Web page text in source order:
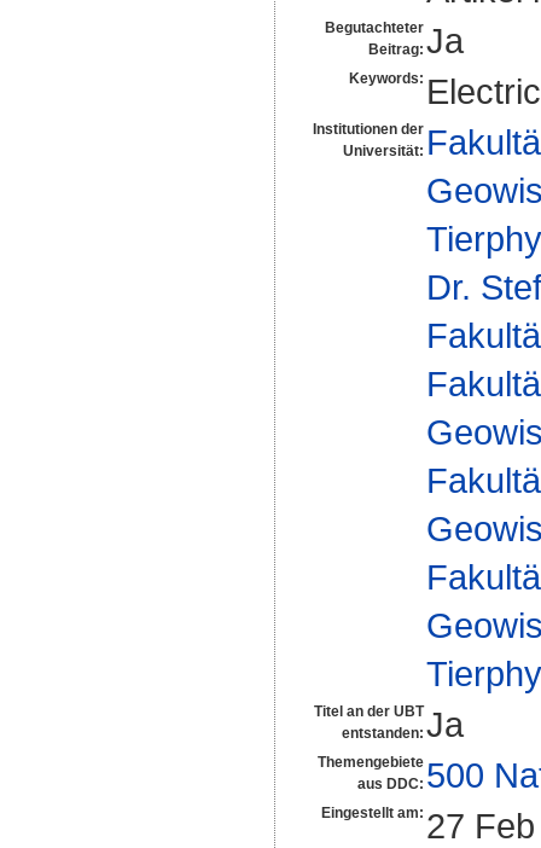
Begutachteter
Beitrag: Ja
Keywords:
Institutionen der
Universität:
Dr.
Titel an der UBT
entstanden: Ja
Themengebiete
aus DDC: 500
Eingestellt am: 27